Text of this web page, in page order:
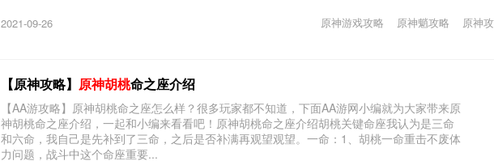
2021-09-26 原神
原神魈攻略
原神游戏攻略
【原神攻略】 原神胡桃命之座介绍
【AA游攻略】原神胡桃命之座怎么样？很多玩家都不知道，下面AA游网小编就为大家带来原
神胡桃命之座介绍，一起和小编来看看吧！原神胡桃命之座介绍胡桃关键命座我认为是三命
和六命，我自己是先补到了三命，之后是否补满再观望观望。一命：1、胡桃一命重击不废体
力问题，战斗中这个命座重要...